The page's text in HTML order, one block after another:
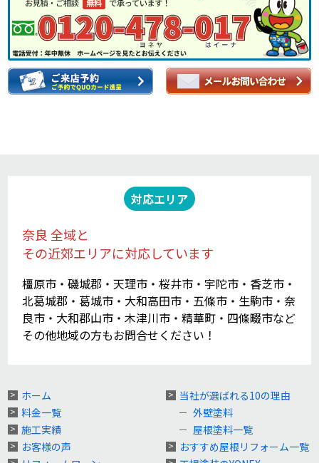
対応エリア
奈良 全域と
その近郊エリアに対応しています
橿原市・磯城郡・天理市・桜井市・宇陀市・香芝市・
北葛城郡・葛城市・大和高田市・五條市・生駒市・奈
良市・大和郡山市・木津川市・精華町・四條畷市など
その他地域の方もお問合せください！
ホーム
料金一覧
施工実績
お客様の声
当社が選ばれる10の理由
外壁塗料
屋根塗料一覧
おすすめ屋根リフォーム一覧